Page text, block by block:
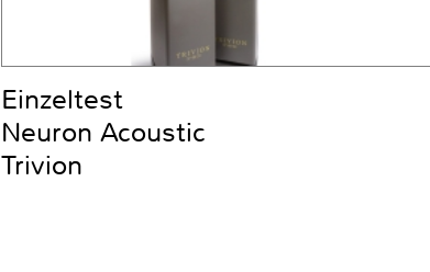
Einzeltest
Neuron Acoustic
Trivion